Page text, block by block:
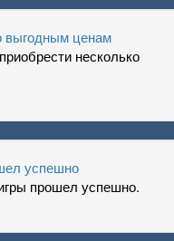
выгодным ценам
несколько
успешно
прошел успешно.